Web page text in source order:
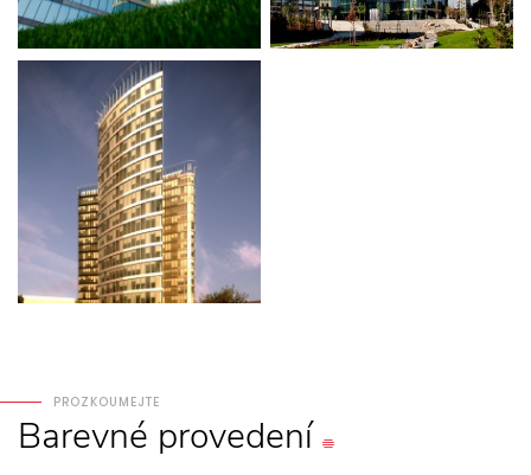
PROZKOUMEJTE
Barevné provedení